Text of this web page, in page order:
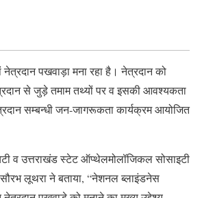
नेत्रदान पखवाड़ा मना रहा है। नेत्रदान को
से जुड़े तमाम तथ्यों पर व इसकी आवश्यकता
सम्बन्धी जन-जागरूकता कार्यक्रम आयोजित
व उत्तराखंड स्टेट ऑप्थेलमोलॉजिकल सोसाइटी
लूथरा ने बताया, “नेशनल ब्लाइंडनेस